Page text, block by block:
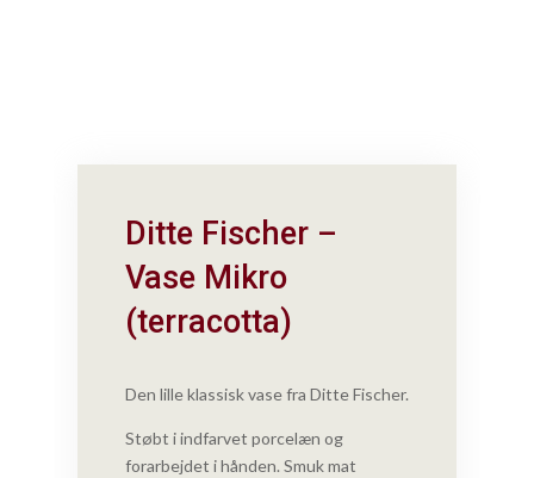
Ditte Fischer –
Vase Mikro
(terracotta)
Den lille klassisk vase fra Ditte Fischer.
Støbt i indfarvet porcelæn og
forarbejdet i hånden. Smuk mat